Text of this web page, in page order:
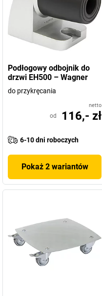
Podłogowy odbojnik do
drzwi EH500 – Wagner
do przykręcania
netto
od 116,- zł
6-10 dni roboczych
Pokaż 2 wariantów